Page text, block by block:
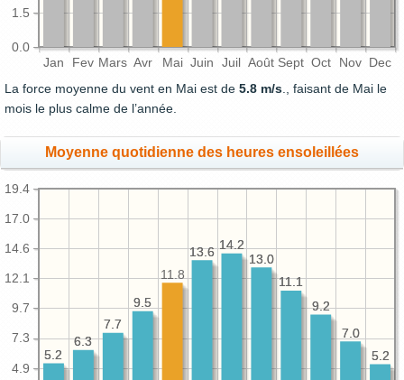
Jan Fev Mars Avr Mai Juin Juil Août Sept Oct Nov Dec
0.0
1.5
La force moyenne du vent en Mai est de 5.8 m/s., faisant de Mai le
mois le plus calme de l’année.
Moyenne quotidienne des heures ensoleillées
4.9
7.3
9.7
12.1
14.6
17.0
19.4
5.2
7.0
9.2
11.1
13.0
14.2
13.6
9.5
7.7
6.3
5.2
5.2
7.0
9.2
11.1
13.0
14.2
13.6
11.8
9.5
7.7
6.3
5.2